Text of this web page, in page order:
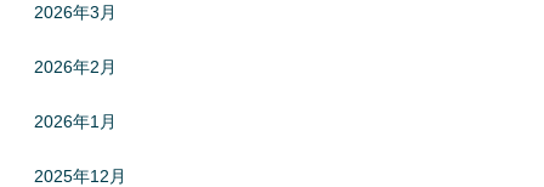
2026年3月
2026年2月
2026年1月
2025年12月